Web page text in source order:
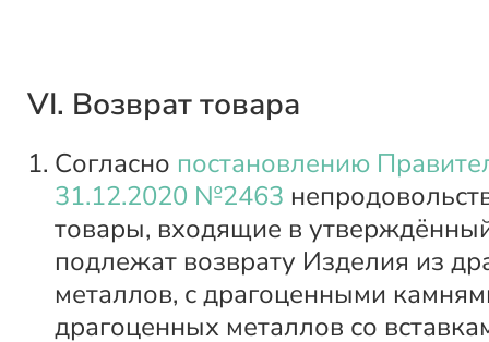
VI. Возврат товара
Согласно постановлению
31.12.2020 №2463
товары, входящие в
подлежат возврату Изделия из
металлов, с драгоценными
драгоценных металлов со